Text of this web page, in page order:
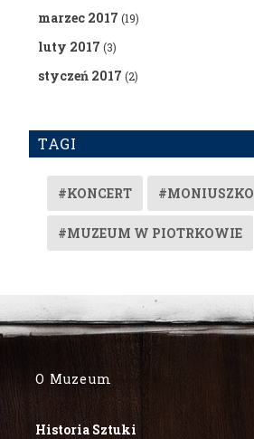
marzec 2017 (19)
luty 2017 (3)
styczeń 2017 (2)
TAGI
#KONCERT #MONIUSZKO
#MUZEUM W PIOTRKOWIE
O Muzeum
Historia Sztuki